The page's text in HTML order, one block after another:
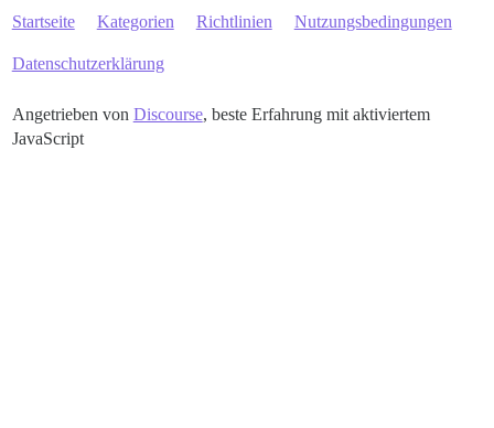
Startseite Kategorien Richtlinien Nutzungsbedingungen
Datenschutzerklärung
Angetrieben von Discourse, beste Erfahrung mit aktiviertem
JavaScript